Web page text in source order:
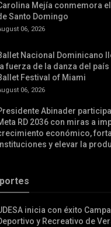
Mejía conmemora
Santo Domingo
06, 2026
Nacional Dominicano
la fuerza de la danza del
Festival of Miami
06, 2026
Abinader
RD 2036 con miras a
económico,
y elevar la
inicia con éxito
y Recreativo de